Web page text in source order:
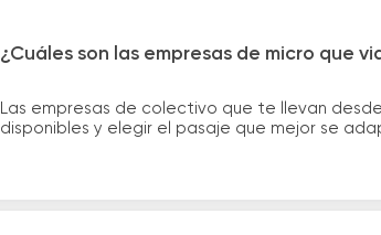
¿Cuáles son las empresas de micro que
Las empresas de colectivo que te llevan
disponibles y elegir el pasaje que mejor se